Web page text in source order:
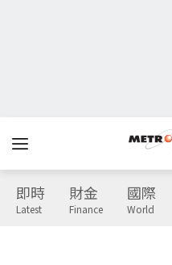
即時
Latest
財金
Finance
國際
World